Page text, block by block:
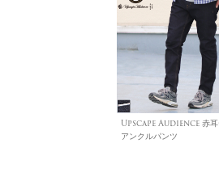
Upscape Audience 赤耳
アンクルパンツ